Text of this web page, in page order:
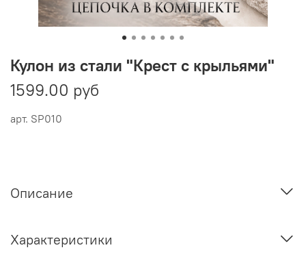
арт. SP010
Кулон из стали "Крест с крыльями"
1599.00 руб
Описание
Характеристики